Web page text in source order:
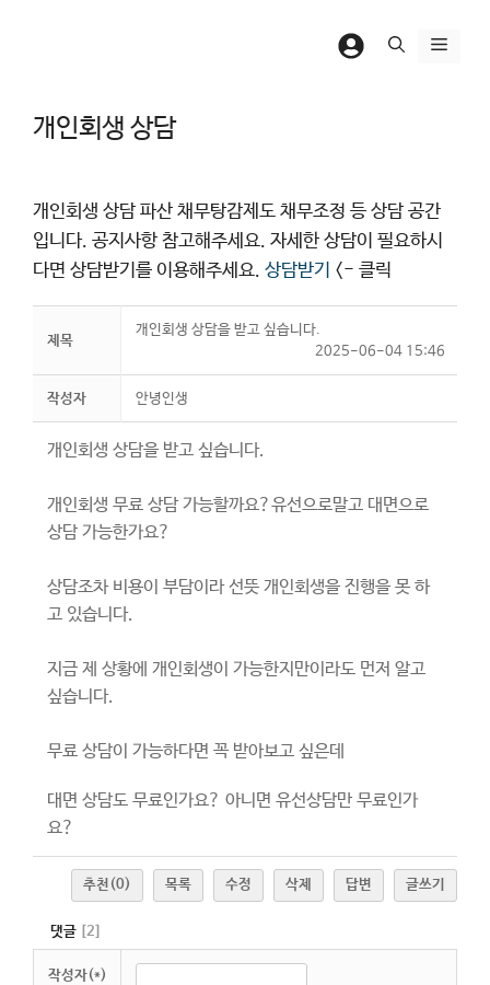
메
개인회생 상담
개인회생 상담 파산 채무탕감제도 채무조정 등 상담 공간
입니다. 공지사항 참고해주세요. 자세한 상담이 필요하시
다면 상담받기를 이용해주세요. 상담받기 <- 클릭
제목
개인회생 상담을 받고 싶습니다.
2025-06-04 15:46
작성자 안녕인생
개인회생 상담을 받고 싶습니다.
개인회생 무료 상담 가능할까요?유선으로말고 대면으로
상담 가능한가요?
상담조차 비용이 부담이라 선뜻 개인회생을 진행을 못 하
고 있습니다.
지금 제 상황에 개인회생이 가능한지만이라도 먼저 알고
싶습니다.
무료 상담이 가능하다면 꼭 받아보고 싶은데
대면 상담도 무료인가요? 아니면 유선상담만 무료인가
요?
추천 (0) 목록 수정 삭제 답변 글쓰기
댓글 [2]
작성자(*)